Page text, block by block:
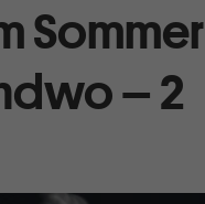
Sommer
– 2